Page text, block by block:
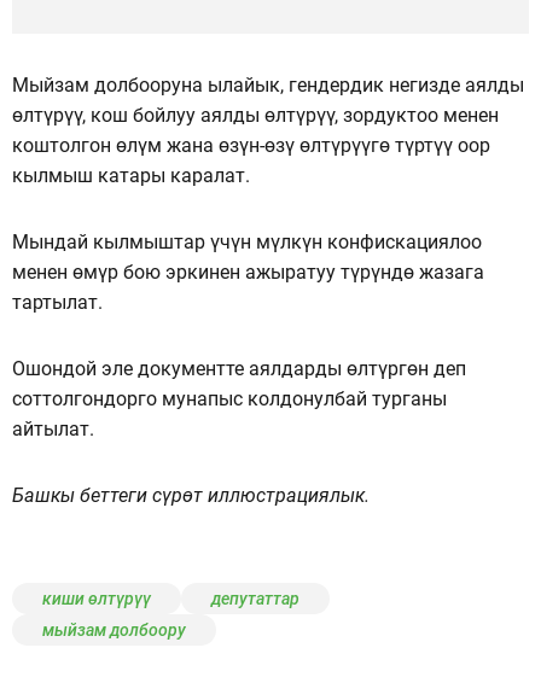
Мыйзам долбооруна ылайык, гендердик негизде аялды
өлтүрүү, кош бойлуу аялды өлтүрүү, зордуктоо менен
коштолгон өлүм жана өзүн-өзү өлтүрүүгө түртүү оор
кылмыш катары каралат.
Мындай кылмыштар үчүн мүлкүн конфискациялоо
менен өмүр бою эркинен ажыратуу түрүндө жазага
тартылат.
Ошондой эле документте аялдарды өлтүргөн деп
соттолгондорго мунапыс колдонулбай турганы
айтылат.
Башкы беттеги сүрөт иллюстрациялык.
киши өлтүрүү
депутаттар
мыйзам долбоору